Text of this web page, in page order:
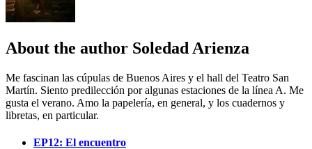
About the author Soledad Arienza
Me fascinan las cúpulas de Buenos Aires y el hall del Teatro San
Martín. Siento predilección por algunas estaciones de la línea A. Me
gusta el verano. Amo la papelería, en general, y los cuadernos y
libretas, en particular.
EP12: El encuentro